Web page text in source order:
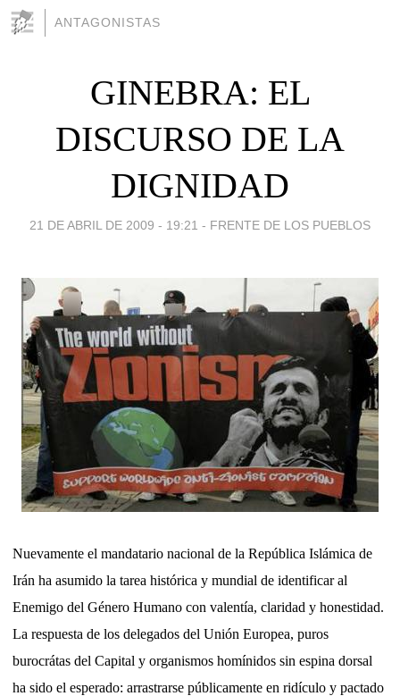
ANTAGONISTAS
GINEBRA: EL
DISCURSO DE LA
DIGNIDAD
21 DE ABRIL DE 2009 - 19:21 - FRENTE DE LOS PUEBLOS
Nuevamente el mandatario nacional de la República Islámica de
Irán ha asumido la tarea histórica y mundial de identificar al
Enemigo del Género Humano con valentía, claridad y honestidad.
La respuesta de los delegados del Unión Europea, puros
burocrátas del Capital y organismos homínidos sin espina dorsal
ha sido el esperado: arrastrarse públicamente en ridículo y pactado